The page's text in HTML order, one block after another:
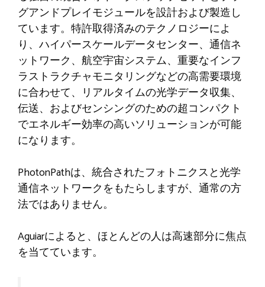
グアンドプレイモジュールを設計および製造し
ています。特許取得済みのテクノロジーによ
り、ハイパースケールデータセンター、通信ネ
ットワーク、航空宇宙システム、重要なインフ
ラストラクチャモニタリングなどの高需要環境
に合わせて、リアルタイムの光学データ収集、
伝送、およびセンシングのための超コンパクト
でエネルギー効率の高いソリューションが可能
になります。
PhotonPathは、統合されたフォトニクスと光学
通信ネットワークをもたらしますが、通常の方
法ではありません。
Aguiarによると、ほとんどの人は高速部分に焦点
を当てています。